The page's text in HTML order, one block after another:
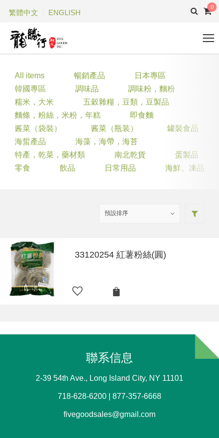
繁體中文 ENGLISH
0
All items 暢銷產品
日本專區
韓國專區
調味品
調味粉，麵粉
糯米，大米
五穀雜糧，豆類，豆製品
麵條，粉絲，米粉，年糕
即食麵
酱菜（袋裝）
酱菜（瓶装）
罐裝食品
海蜇產品
海藻，海帶，海苔
特產，乾菜，藥材類
南北乾貨
蛋製品
零食
飲品 日常用品 海鮮、凍品
33120254 紅薯粉絲(圓)
聯系信息
2-39 54th Ave., Long Island City, NY 11101
718-628-6200 | 877-357-6668
fivegoodsales@gmail.com